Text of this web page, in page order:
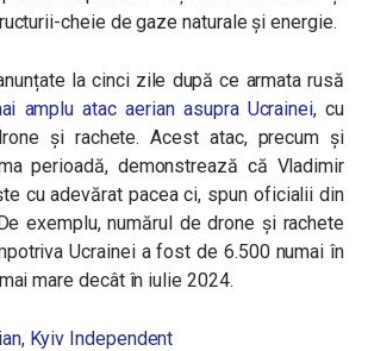
cheie de gaze naturale și energie.
la cinci zile după ce armata rusă
amplu atac aerian asupra Ucrainei, cu
și rachete. Acest atac, precum și
perioadă, demonstrează că Vladimir
cu adevărat pacea ci, spun oficialii din
exemplu, numărul de drone și rachete
Ucrainei a fost de 6.500 numai în
mare decât în iulie 2024.
, Kyiv Independent